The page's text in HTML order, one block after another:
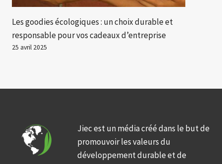
Les goodies écologiques : un choix durable et
responsable pour vos cadeaux d’entreprise
25 avril 2025
Jiec est un média créé dans le but de
promouvoir les valeurs du
développement durable et de